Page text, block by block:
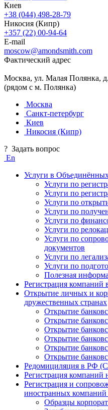
Киев
+38 (044) 498-28-79
Никосия (Кипр)
+357 (22) 00-94-64
E-mail
moscow@amondsmith.com
Фактический адрес
Москва, ул. Малая Полянка,
(рядом с м. Полянка)
Москва
Санкт-петербург
Киев
Никосия (Кипр)
? Задать вопрос
En
Услуги в
Услуги по
Услуги по
Услуги по
Услуги по
Услуги по
Услуги по
Услуги по
документов
Услуги по
Услуги по
Полезная
Регистрация компаний
Открытие личных и
дружественных странах
Открытие
Открытие
Открытие
Открытие
Открытие
Открытие
Редомициляция в РФ
Регистрация компаний
Регистрация и
иностранных компаний
Образцы